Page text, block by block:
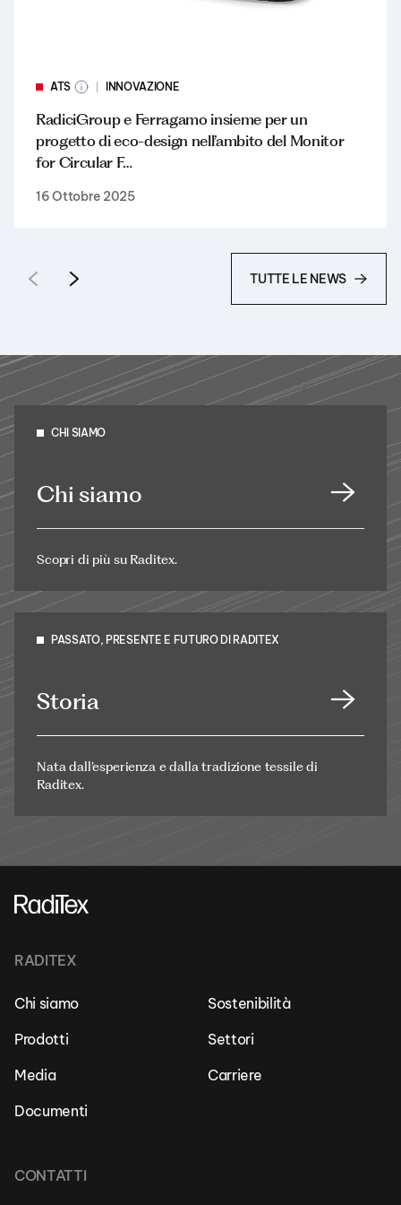
ATS INNOVAZIONE
RadiciGroup e Ferragamo insieme per un
progetto di eco-design nell’ambito del Monitor
for Circular F…
16 Ottobre 2025
TUTTE LE NEWS
CHI SIAMO
Chi siamo
Scopri di più su Raditex.
PASSATO, PRESENTE E FUTURO DI RADITEX
Storia
Nata dall’esperienza e dalla tradizione tessile di
Raditex.
RADITEX
Chi siamo
Sostenibilità
Prodotti
Settori
Media
Carriere
Documenti
CONTATTI